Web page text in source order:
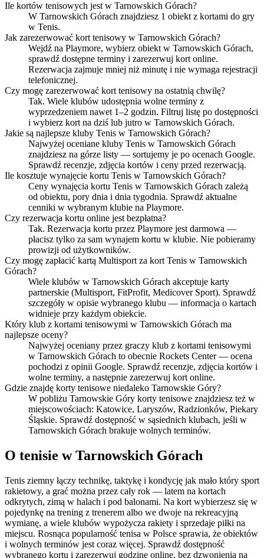
Ile kortów tenisowych jest w Tarnowskich Górach?
W Tarnowskich Górach znajdziesz 1 obiekt z kortami do gry
w Tenis.
Jak zarezerwować kort tenisowy w Tarnowskich Górach?
Wejdź na Playmore, wybierz obiekt w Tarnowskich Górach,
sprawdź dostępne terminy i zarezerwuj kort online.
Rezerwacja zajmuje mniej niż minutę i nie wymaga rejestracji
telefonicznej.
Czy mogę zarezerwować kort tenisowy na ostatnią chwilę?
Tak. Wiele klubów udostępnia wolne terminy z
wyprzedzeniem nawet 1–2 godzin. Filtruj listę po dostępności
i wybierz kort na dziś lub jutro w Tarnowskich Górach.
Jakie są najlepsze kluby Tenis w Tarnowskich Górach?
Najwyżej oceniane kluby Tenis w Tarnowskich Górach
znajdziesz na górze listy — sortujemy je po ocenach Google.
Sprawdź recenzje, zdjęcia kortów i ceny przed rezerwacją.
Ile kosztuje wynajęcie kortu Tenis w Tarnowskich Górach?
Ceny wynajęcia kortu Tenis w Tarnowskich Górach zależą
od obiektu, pory dnia i dnia tygodnia. Sprawdź aktualne
cenniki w wybranym klubie na Playmore.
Czy rezerwacja kortu online jest bezpłatna?
Tak. Rezerwacja kortu przez Playmore jest darmowa —
płacisz tylko za sam wynajem kortu w klubie. Nie pobieramy
prowizji od użytkowników.
Czy mogę zapłacić kartą Multisport za kort Tenis w Tarnowskich
Górach?
Wiele klubów w Tarnowskich Górach akceptuje karty
partnerskie (Multisport, FitProfit, Medicover Sport). Sprawdź
szczegóły w opisie wybranego klubu — informacja o kartach
widnieje przy każdym obiekcie.
Który klub z kortami tenisowymi w Tarnowskich Górach ma
najlepsze oceny?
Najwyżej oceniany przez graczy klub z kortami tenisowymi
w Tarnowskich Górach to obecnie Rockets Center — ocena
pochodzi z opinii Google. Sprawdź recenzje, zdjęcia kortów i
wolne terminy, a następnie zarezerwuj kort online.
Gdzie znajdę korty tenisowe niedaleko Tarnowskie Góry?
W pobliżu Tarnowskie Góry korty tenisowe znajdziesz też w
miejscowościach: Katowice, Laryszów, Radzionków, Piekary
Śląskie. Sprawdź dostępność w sąsiednich klubach, jeśli w
Tarnowskich Górach brakuje wolnych terminów.
O tenisie w Tarnowskich Górach
Tenis ziemny łączy technikę, taktykę i kondycję jak mało który sport
rakietowy, a grać można przez cały rok — latem na kortach
odkrytych, zimą w halach i pod balonami. Na kort wybierzesz się w
pojedynkę na trening z trenerem albo we dwoje na rekreacyjną
wymianę, a wiele klubów wypożycza rakiety i sprzedaje piłki na
miejscu. Rosnąca popularność tenisa w Polsce sprawia, że obiektów
i wolnych terminów jest coraz więcej. Sprawdź dostępność
wybranego kortu i zarezerwuj godzinę online, bez dzwonienia na